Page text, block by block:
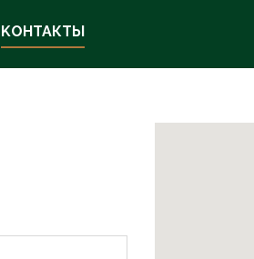
KОНТАКТЫ